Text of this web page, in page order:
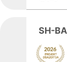
SH-